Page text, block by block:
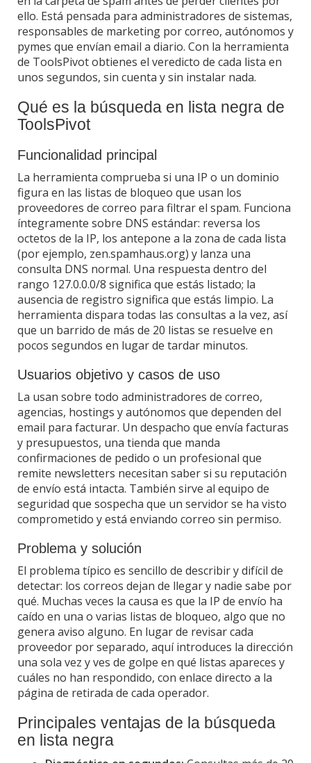
ello. Está pensada para administradores de sistemas,
responsables de marketing por correo, autónomos y
pymes que envían email a diario. Con la herramienta
de ToolsPivot obtienes el veredicto de cada lista en
unos segundos, sin cuenta y sin instalar nada.
Qué es la búsqueda en lista negra de
ToolsPivot
Funcionalidad principal
La herramienta comprueba si una IP o un dominio
figura en las listas de bloqueo que usan los
proveedores de correo para filtrar el spam. Funciona
íntegramente sobre DNS estándar: reversa los
octetos de la IP, los antepone a la zona de cada lista
(por ejemplo, zen.spamhaus.org) y lanza una
consulta DNS normal. Una respuesta dentro del
rango 127.0.0.0/8 significa que estás listado; la
ausencia de registro significa que estás limpio. La
herramienta dispara todas las consultas a la vez, así
que un barrido de más de 20 listas se resuelve en
pocos segundos en lugar de tardar minutos.
Usuarios objetivo y casos de uso
La usan sobre todo administradores de correo,
agencias, hostings y autónomos que dependen del
email para facturar. Un despacho que envía facturas
y presupuestos, una tienda que manda
confirmaciones de pedido o un profesional que
remite newsletters necesitan saber si su reputación
de envío está intacta. También sirve al equipo de
seguridad que sospecha que un servidor se ha visto
comprometido y está enviando correo sin permiso.
Problema y solución
El problema típico es sencillo de describir y difícil de
detectar: los correos dejan de llegar y nadie sabe por
qué. Muchas veces la causa es que la IP de envío ha
caído en una o varias listas de bloqueo, algo que no
genera aviso alguno. En lugar de revisar cada
proveedor por separado, aquí introduces la dirección
una sola vez y ves de golpe en qué listas apareces y
cuáles no han respondido, con enlace directo a la
página de retirada de cada operador.
Principales ventajas de la búsqueda
en lista negra